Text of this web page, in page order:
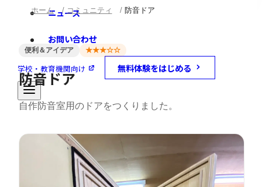
ニュース
お問い合わせ
学校・教育機関向け 無料体験をはじめる
ホーム コミュニティ 防音ドア
便利＆アイデア ★★★☆☆
防音ドア
自作防音室用のドアをつくりました。